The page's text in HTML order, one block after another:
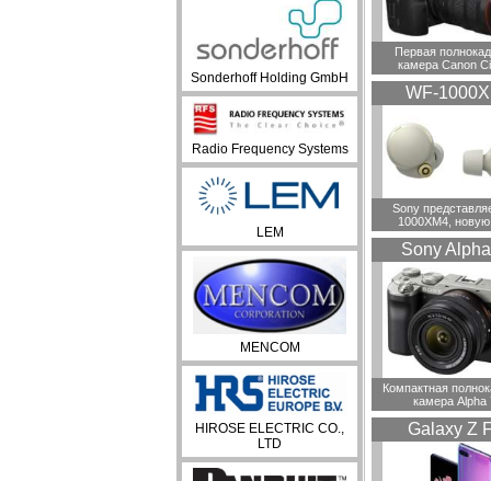
Sonderhoff Holding GmbH
Radio Frequency Systems
LEM
MENCOM
HIROSE ELECTRIC CO.,
LTD
Первая
камера Canon
WF-
Sony
1000XM4,
Sony
Компактная
камера Alpha
Galaxy Z